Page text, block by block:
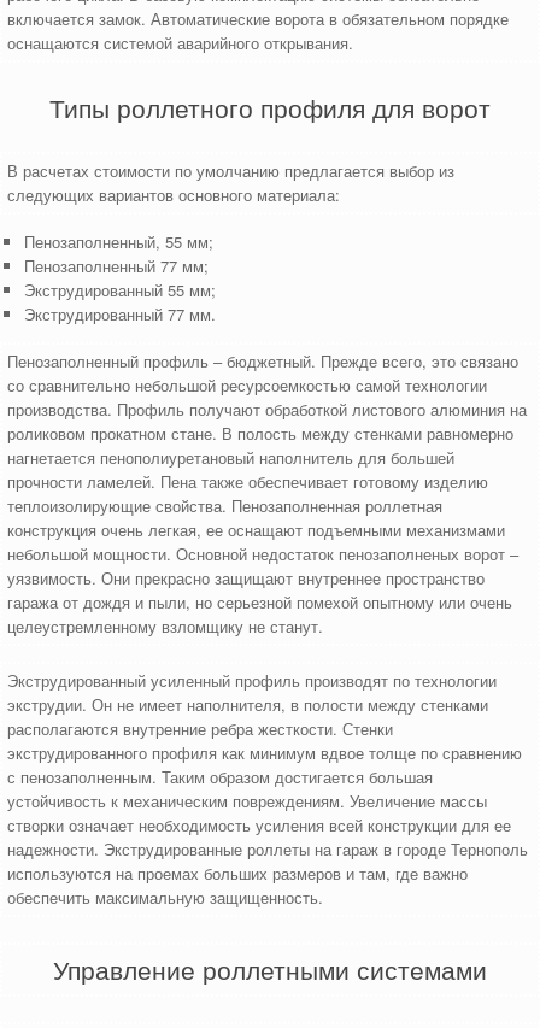
включается замок. Автоматические ворота в обязательном порядке
оснащаются системой аварийного открывания.
Типы роллетного профиля для ворот
В расчетах стоимости по умолчанию предлагается выбор из
следующих вариантов основного материала:
Пенозаполненный, 55 мм;
Пенозаполненный 77 мм;
Экструдированный 55 мм;
Экструдированный 77 мм.
Пенозаполненный профиль – бюджетный. Прежде всего, это связано
со сравнительно небольшой ресурсоемкостью самой технологии
производства. Профиль получают обработкой листового алюминия на
роликовом прокатном стане. В полость между стенками равномерно
нагнетается пенополиуретановый наполнитель для большей
прочности ламелей. Пена также обеспечивает готовому изделию
теплоизолирующие свойства. Пенозаполненная роллетная
конструкция очень легкая, ее оснащают подъемными механизмами
небольшой мощности. Основной недостаток пенозаполненых ворот –
уязвимость. Они прекрасно защищают внутреннее пространство
гаража от дождя и пыли, но серьезной помехой опытному или очень
целеустремленному взломщику не станут.
Экструдированный усиленный профиль производят по технологии
экструдии. Он не имеет наполнителя, в полости между стенками
располагаются внутренние ребра жесткости. Стенки
экструдированного профиля как минимум вдвое толще по сравнению
с пенозаполненным. Таким образом достигается большая
устойчивость к механическим повреждениям. Увеличение массы
створки означает необходимость усиления всей конструкции для ее
надежности. Экструдированные роллеты на гараж в городе Тернополь
используются на проемах больших размеров и там, где важно
обеспечить максимальную защищенность.
Управление роллетными системами